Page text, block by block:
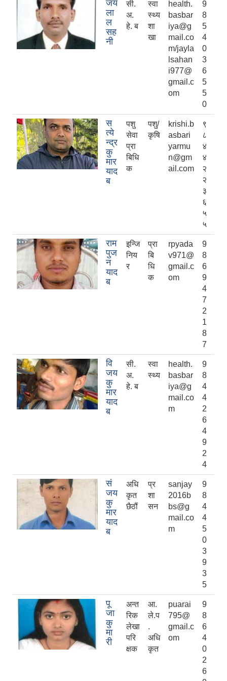
जय
ला
ल
सह
नी
सी.
अ.
हे. ब
स्वा
स्थ्य
शा
खा
health.
basbar
iya@g
mail.co
m/jayla
lsahan
i977@
gmail.c
om
9
8
5
4
0
3
6
5
5
0
स
त्ये
न्द्र
कु
मार
याद
ब
पशु
सेवा
प्रा
बिधि
क
पशु/
कृषि
krishi.b
asbari
yarmu
n@gm
ail.com
९
८
४
४
२
२
३
६
५
५
राम
पुज
न
याद
ब
इन्जि
निय
र
प्रा
बि
धि
क
rpyada
v971@
gmail.c
om
9
8
6
9
4
7
2
1
8
7
वि
जय
कु
मार
याद
ब
सी.
अ.
हे. ब
स्वा
स्थ्य
health.
basbar
iya@g
mail.co
m
9
8
4
4
2
6
4
9
2
4
सं
जय
कु
मार
याद
ब
अधि
कृत
छैठौं
प्र
शा
सन
sanjay
2016b
bs@g
mail.co
m
9
8
4
4
5
0
3
9
3
5
पू
जा
कु
मा
री
अन्त
रिक
लेखा
परि
क्षक
आ.
ले.प
.
अधि
कृत
puarai
795@
gmail.c
om
9
8
6
4
0
2
6